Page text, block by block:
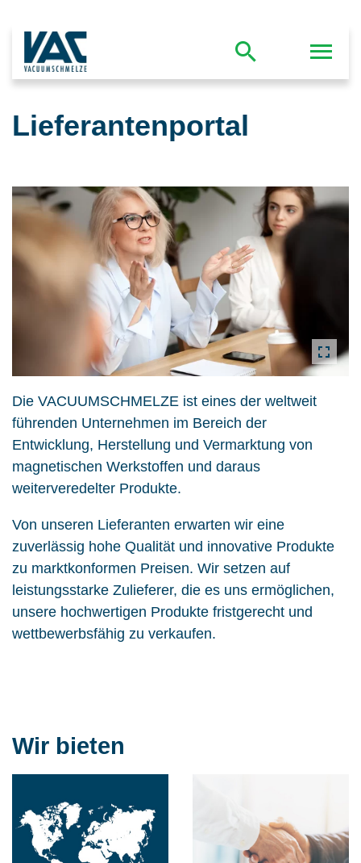
Lieferantenportal
Die VACUUMSCHMELZE ist eines der weltweit
führenden Unternehmen im Bereich der
Entwicklung, Herstellung und Vermarktung von
magnetischen Werkstoffen und daraus
weiterveredelter Produkte.
Von unseren Lieferanten erwarten wir eine
zuverlässig hohe Qualität und innovative Produkte
zu marktkonformen Preisen. Wir setzen auf
leistungsstarke Zulieferer, die es uns ermöglichen,
unsere hochwertigen Produkte fristgerecht und
wettbewerbsfähig zu verkaufen.
Wir bieten